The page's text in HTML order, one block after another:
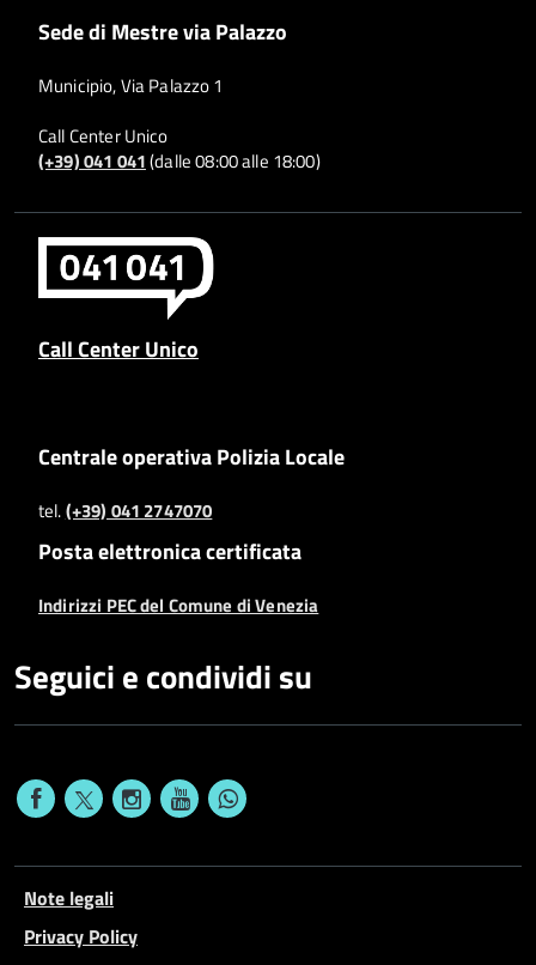
Sede di Mestre via Palazzo
Municipio, Via Palazzo 1
Call Center Unico
(+39) 041 041(dalle 08:00 alle 18:00)
Call Center Unico
Centrale operativa Polizia Locale
tel.(+39) 041 2747070
Posta elettronica certificata
Indirizzi PEC del Comune di Venezia
Seguici e condividi su
Note legali
Privacy Policy